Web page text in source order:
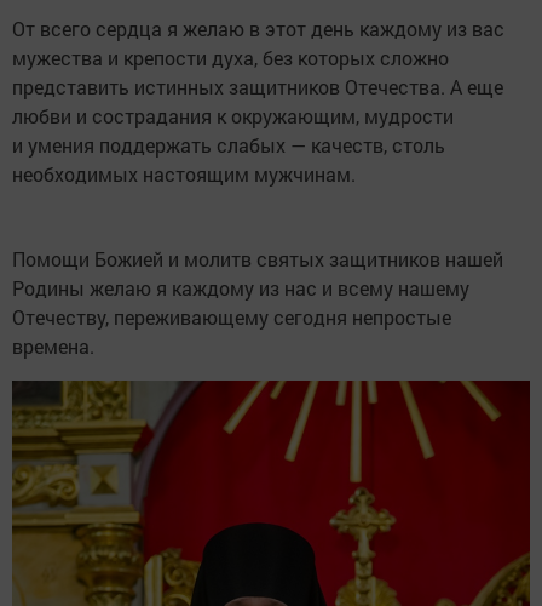
От всего сердца я желаю в этот день каждому из вас
мужества и крепости духа, без которых сложно
представить истинных защитников Отечества. А еще
любви и сострадания к окружающим, мудрости
и умения поддержать слабых — качеств, столь
необходимых настоящим мужчинам.
Помощи Божией и молитв святых защитников нашей
Родины желаю я каждому из нас и всему нашему
Отечеству, переживающему сегодня непростые
времена.